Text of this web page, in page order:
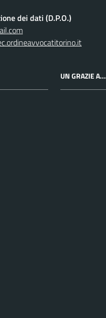
dei dati (D.P.O.)
UN GRAZIE A...